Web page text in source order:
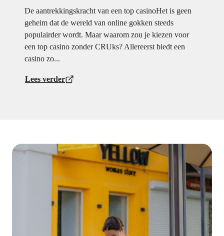
De aantrekkingskracht van een top casinoHet is geen
geheim dat de wereld van online gokken steeds
populairder wordt. Maar waarom zou je kiezen voor
een top casino zonder CRUks? Allereerst biedt een
casino zo...
Lees verder